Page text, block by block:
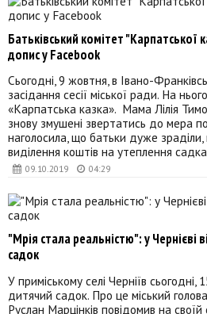
09.10.2019 04:29
Батьківський комітет "Карпатської
допис у Facebook
Сьогодні, 9 жовтня, в Івано-
засідання сесії міської ради. На
«Карпатська казка». Мама Лілія
знову змушені звертатись до мера
наголосила, що батьки дуже
виділення коштів на утеплення
"Мрія стала реальністю": у Чернієві
садок
У приміському селі Черніїв сьогодні,
дитячий садок. Про це міський
Руслан Марцінків повідомив на своїй